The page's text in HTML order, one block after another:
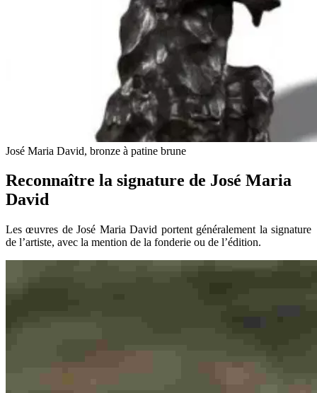
José Maria David, bronze à patine brune
Reconnaître la signature de José Maria
David
Les œuvres de José Maria David portent généralement la signature
de l’artiste, avec la mention de la fonderie ou de l’édition.